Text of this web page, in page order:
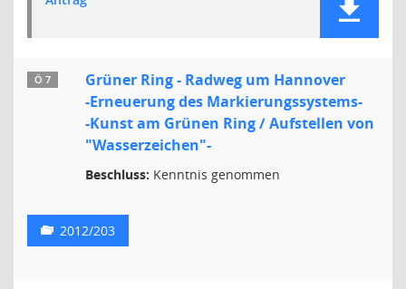
Ö 7
Grüner Ring - Radweg um Hannover
-Erneuerung des Markierungssystems-
-Kunst am Grünen Ring / Aufstellen von
"Wasserzeichen"-
Beschluss: Kenntnis genommen
2012/203